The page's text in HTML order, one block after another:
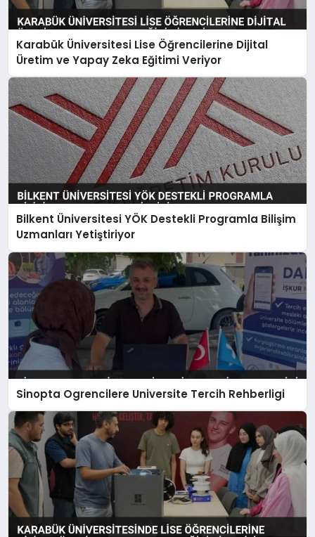
Karabük Üniversitesi Lise Öğrencilerine Dijital
Üretim ve Yapay Zeka Eğitimi Veriyor
Bilkent Üniversitesi YÖK Destekli Programla Bilişim
Uzmanları Yetiştiriyor
Sinopta Ogrencilere Universite Tercih Rehberligi